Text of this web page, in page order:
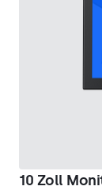
10 Zoll